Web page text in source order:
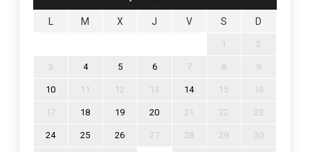
M X J V S D
1 2
3 4 5 6 7 8 9
10 11 12 13 14 15 16
17 18 19 20 21 22 23
24 25 26 27 28 29 30